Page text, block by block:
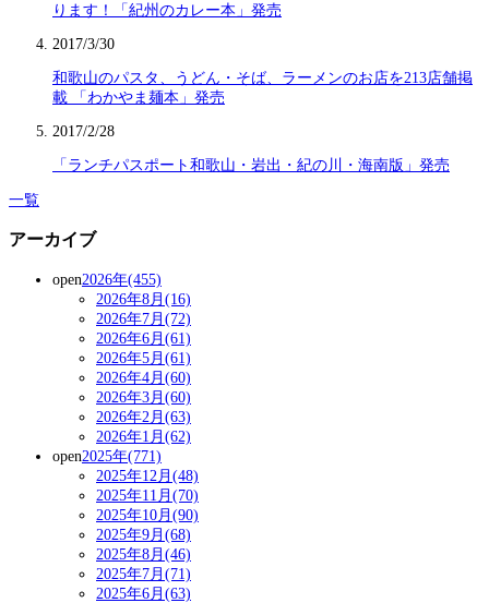
ります！「紀州のカレー本」発売
2017/3/30
和歌山のパスタ、うどん・そば、ラーメンのお店を213店舗掲
載 「わかやま麺本」発売
2017/2/28
「ランチパスポート和歌山・岩出・紀の川・海南版」発売
一覧
アーカイブ
open2026年(455)
2026年8月(16)
2026年7月(72)
2026年6月(61)
2026年5月(61)
2026年4月(60)
2026年3月(60)
2026年2月(63)
2026年1月(62)
open2025年(771)
2025年12月(48)
2025年11月(70)
2025年10月(90)
2025年9月(68)
2025年8月(46)
2025年7月(71)
2025年6月(63)